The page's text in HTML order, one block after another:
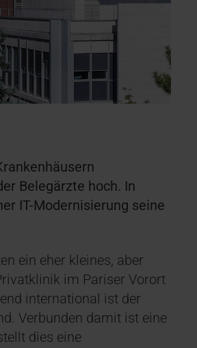
Belegärzte hoch. In
IT-Modernisierung seine
ein eher kleines, aber
im Pariser Vorort
international ist der
Verbunden damit ist eine
dies eine